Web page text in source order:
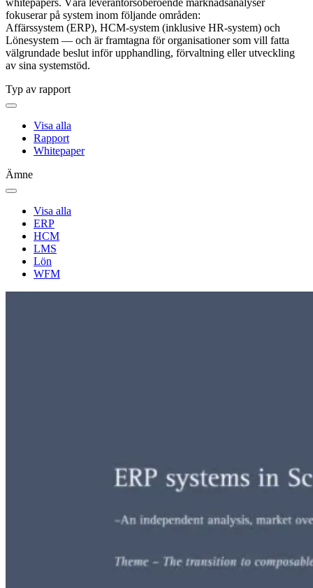
fokuserar på system inom följande områden:
Affärssystem (ERP), HCM-system (inklusive HR-system) och
Lönesystem — och är framtagna för organisationer som vill fatta
välgrundade beslut inför upphandling, förvaltning eller utveckling
av sina systemstöd.
Typ av rapport
Visa alla
Rapport
Whitepaper
Ämne
Visa alla
ERP
HCM
LMS
Lön
WFM